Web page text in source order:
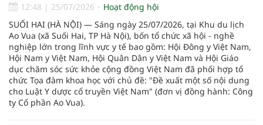
12:48 | 25/07/2026
Hoạt động hội
SUỐI HAI (HÀ NỘI) — Sáng ngày 25/07/2026, tại Khu du lịch
Ao Vua (xã Suối Hai, TP Hà Nội), bốn tổ chức xã hội - nghề
nghiệp lớn trong lĩnh vực y tế bao gồm: Hội Đông y Việt Nam,
Hội Nam y Việt Nam, Hội Quân Dân y Việt Nam và Hội Giáo
dục chăm sóc sức khỏe cộng đồng Việt Nam đã phối hợp tổ
chức Tọa đàm khoa học với chủ đề: "Đề xuất một số nội dung
cho Luật Y dược cổ truyền Việt Nam" (đơn vị đồng hành: Công
ty Cổ phần Ao Vua).